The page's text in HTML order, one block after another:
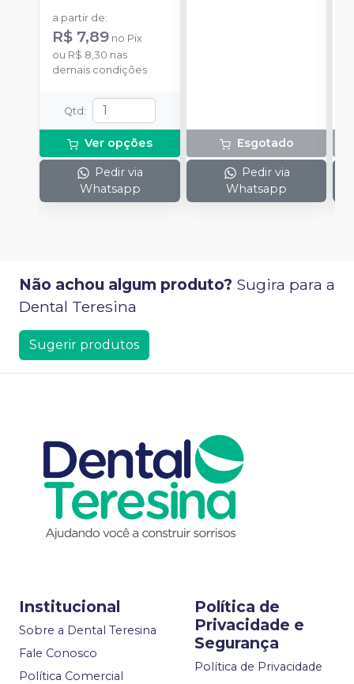
a partir de:
R$ 7,89 no Pix
ou R$ 8,30 nas
demais condições
Qtd :
Ver opções
Pedir via
Whatsapp
Esgotado
Pedir via
Whatsapp
Não achou algum produto? Sugira para a
Dental Teresina
Sugerir produtos
Institucional
Sobre a Dental Teresina
Fale Conosco
Política Comercial
Política de
Privacidade e
Segurança
Política de Privacidade